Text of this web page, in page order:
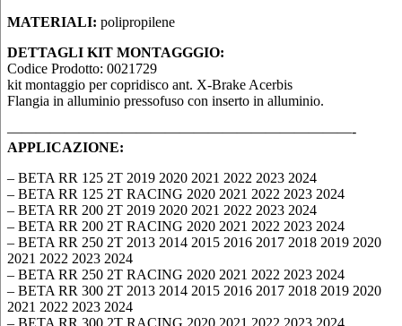
MATERIALI: polipropilene
DETTAGLI KIT MONTAGGGIO:
Codice Prodotto: 0021729
kit montaggio per copridisco ant. X-Brake Acerbis
Flangia in alluminio pressofuso con inserto in alluminio.
————————————————————————-
APPLICAZIONE:
– BETA RR 125 2T 2019 2020 2021 2022 2023 2024
– BETA RR 125 2T RACING 2020 2021 2022 2023 2024
– BETA RR 200 2T 2019 2020 2021 2022 2023 2024
– BETA RR 200 2T RACING 2020 2021 2022 2023 2024
– BETA RR 250 2T 2013 2014 2015 2016 2017 2018 2019 2020
2021 2022 2023 2024
– BETA RR 250 2T RACING 2020 2021 2022 2023 2024
– BETA RR 300 2T 2013 2014 2015 2016 2017 2018 2019 2020
2021 2022 2023 2024
– BETA RR 300 2T RACING 2020 2021 2022 2023 2024